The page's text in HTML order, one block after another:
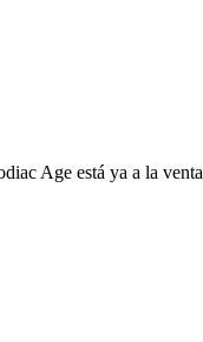
Age está ya a la